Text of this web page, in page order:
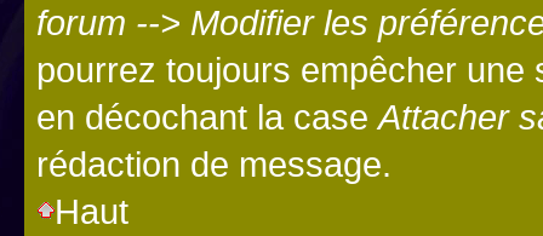
forum --> Modifier les
pourrez toujours empêcher une
en décochant la case Attacher
rédaction de message.
Haut